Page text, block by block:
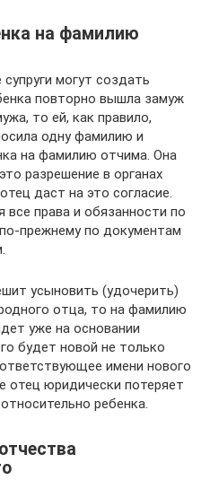
на фамилию
могут создать
повторно вышла замуж
то ей, как правило,
одну фамилию и
на фамилию отчима. Она
разрешение в органах
даст на это согласие.
все права и обязанности по
прежнему по документам
усыновить (удочерить)
отца, то на фамилию
уже на основании
будет новой не только
имени нового
отец юридически потеряет
ребенка.